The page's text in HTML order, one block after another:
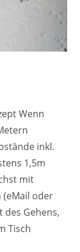
Wenn
inkl.
1,5m
mit
oder
Gehens,
Tisch